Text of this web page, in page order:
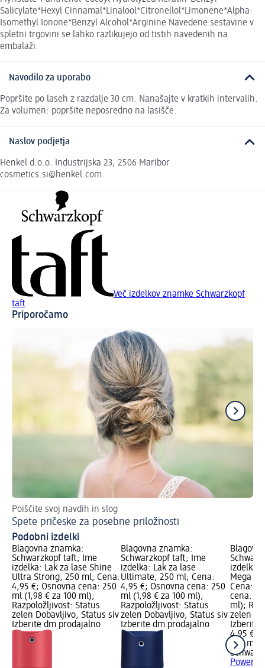
Salicylate*Hexyl Cinnamal*Linalool*Citronellol*Limonene*Alpha-
Isomethyl Ionone*Benzyl Alcohol*Arginine Navedene sestavine v
spletni trgovini se lahko razlikujejo od tistih navedenih na
embalaži.
Navodilo za uporabo
Popršite po laseh z razdalje 30 cm. Nanašajte v kratkih intervalih.
Za volumen: popršite neposredno na lasišče.
Naslov podjetja
Henkel d.o.o. Industrijska 23, 2506 Maribor
cosmetics.si@henkel.com
Več izdelkov znamke Schwarzkopf
taft
Priporočamo
Poiščite svoj navdih in slog
Spete pričeske za posebne priložnosti
Podobni izdelki
Blagovna znamka:
Schwarzkopf taft; Ime
izdelka: Lak za lase Shine
Ultra Strong, 250 ml; Cena:
4,95 €; Osnovna cena: 250
ml (1,98 € za 100 ml);
Razpoložljivost: Status
zelen Dobavljivo, Status siv
Izberite dm prodajalno
Blagovna znamka:
Schwarzkopf taft; Ime
izdelka: Lak za lase
Ultimate, 250 ml; Cena:
4,95 €; Osnovna cena: 250
ml (1,98 € za 100 ml);
Razpoložljivost: Status
zelen Dobavljivo, Status siv
Izberite dm prodajalno
izdelka:
Mega
Cena:
cena:
ml);
zelen
Izberite
4,95 €
250 ml
Power